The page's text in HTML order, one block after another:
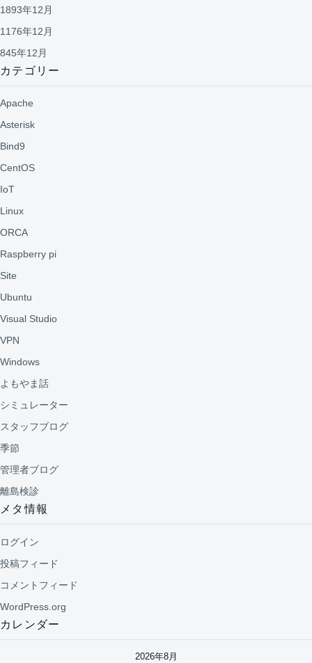
1893年12月
1176年12月
845年12月
カテゴリー
Apache
Asterisk
Bind9
CentOS
IoT
Linux
ORCA
Raspberry pi
Site
Ubuntu
Visual Studio
VPN
Windows
よもやま話
シミュレーター
スタッフブログ
季節
管理者ブログ
離島検診
メタ情報
ログイン
投稿フィード
コメントフィード
WordPress.org
カレンダー
2026年8月